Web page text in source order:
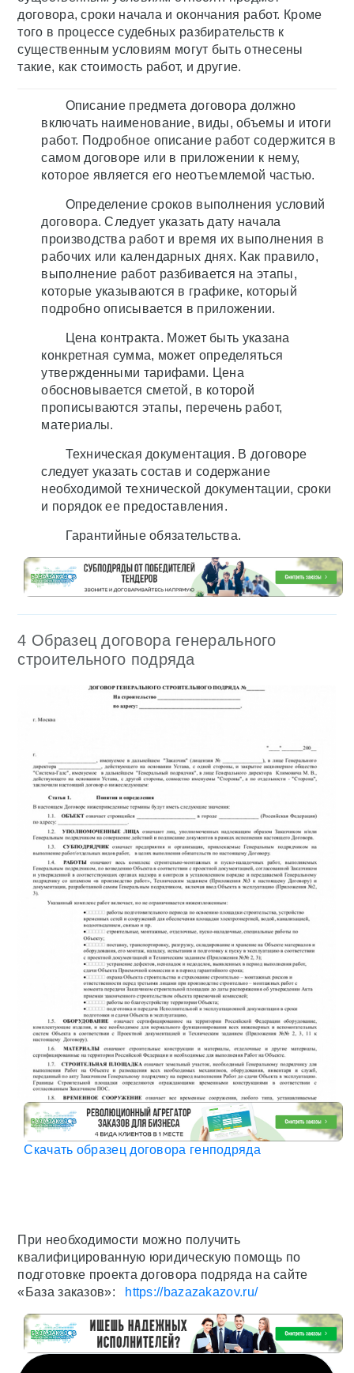
договора, сроки начала и окончания работ. Кроме
того в процессе судебных разбирательств к
существенным условиям могут быть отнесены
такие, как стоимость работ, и другие.
Описание предмета договора должно
включать наименование, виды, объемы и итоги
работ. Подробное описание работ содержится в
самом договоре или в приложении к нему,
которое является его неотъемлемой частью.
Определение сроков выполнения условий
договора. Следует указать дату начала
производства работ и время их выполнения в
рабочих или календарных днях. Как правило,
выполнение работ разбивается на этапы,
которые указываются в графике, который
подробно описывается в приложении.
Цена контракта. Может быть указана
конкретная сумма, может определяться
утвержденными тарифами. Цена
обосновывается сметой, в которой
прописываются этапы, перечень работ,
материалы.
Техническая документация. В договоре
следует указать состав и содержание
необходимой технической документации, сроки
и порядок ее предоставления.
Гарантийные обязательства.
4 Образец договора генерального
строительного подряда
Скачать образец договора генподряда
При необходимости можно получить
квалифицированную юридическую помощь по
подготовке проекта договора подряда на сайте
«База заказов»:
https://bazazakazov.ru/